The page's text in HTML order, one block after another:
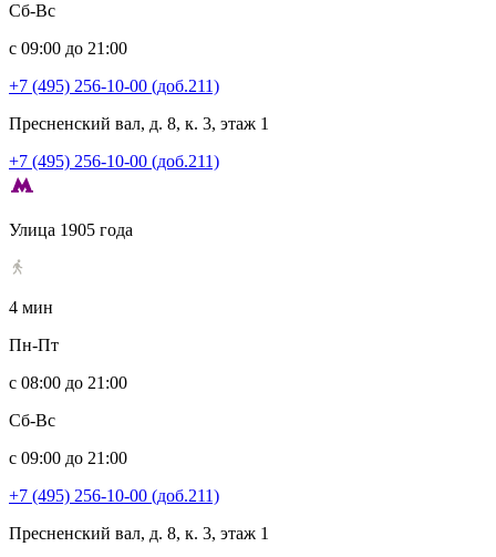
Сб-Вс
с 09:00 до 21:00
+7 (495) 256-10-00 (доб.211)
Пресненский вал, д. 8, к. 3, этаж 1
+7 (495) 256-10-00 (доб.211)
Улица 1905 года
4 мин
Пн-Пт
с 08:00 до 21:00
Сб-Вс
с 09:00 до 21:00
+7 (495) 256-10-00 (доб.211)
Пресненский вал, д. 8, к. 3, этаж 1